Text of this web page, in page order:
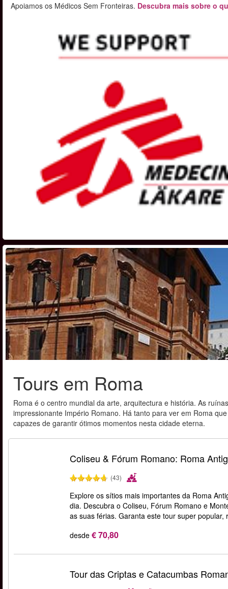
Apoiamos os Médicos Sem Fronteiras. Descubra mais sobre o
Tours em Roma
Roma é o centro mundial da arte, arquitectura e história. As
impressionante Império Romano. Há tanto para ver em Roma
capazes de garantir ótimos momentos nesta cidade eterna.
Coliseu & Fórum Romano: Roma
(43)
Explore os sítios mais importantes da Roma
dia. Descubra o Coliseu, Fórum Romano e
as suas férias. Garanta este tour super popular,
desde € 70,80
Tour das Criptas e Catacumbas